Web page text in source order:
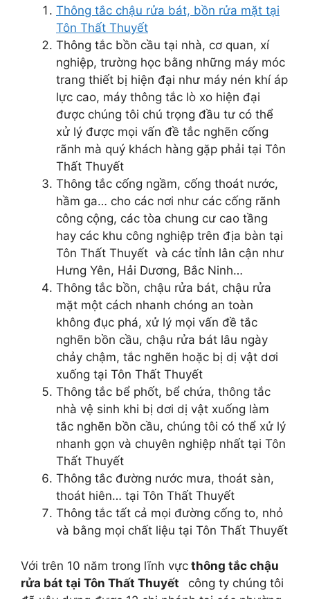
Thông tắc chậu rửa bát, bồn rửa mặt tại
Tôn Thất Thuyết
Thông tắc bồn cầu tại nhà, cơ quan, xí
nghiệp, trường học bằng những máy móc
trang thiết bị hiện đại như máy nén khí áp
lực cao, máy thông tắc lò xo hiện đại
được chúng tôi chú trọng đầu tư có thể
xử lý được mọi vấn đề tắc nghẽn cống
rãnh mà quý khách hàng gặp phải tại Tôn
Thất Thuyết
Thông tắc cống ngầm, cống thoát nước,
hầm ga… cho các nơi như các cống rãnh
công cộng, các tòa chung cư cao tầng
hay các khu công nghiệp trên địa bàn tại
Tôn Thất Thuyết và các tỉnh lân cận như
Hưng Yên, Hải Dương, Bắc Ninh…
Thông tắc bồn, chậu rửa bát, chậu rửa
mặt một cách nhanh chóng an toàn
không đục phá, xử lý mọi vấn đề tắc
nghẽn bồn cầu, chậu rửa bát lâu ngày
chảy chậm, tắc nghẽn hoặc bị dị vật dơi
xuống tại Tôn Thất Thuyết
Thông tắc bể phốt, bể chứa, thông tắc
nhà vệ sinh khi bị dơi dị vật xuống làm
tắc nghẽn bồn cầu, chúng tôi có thể xử lý
nhanh gọn và chuyên nghiệp nhất tại Tôn
Thất Thuyết
Thông tắc đường nước mưa, thoát sàn,
thoát hiên… tại Tôn Thất Thuyết
Thông tắc tất cả mọi đường cống to, nhỏ
và bằng mọi chất liệu tại Tôn Thất Thuyết
Với trên 10 năm trong lĩnh vực thông tắc chậu
rửa bát tại Tôn Thất Thuyết
công ty chúng tôi